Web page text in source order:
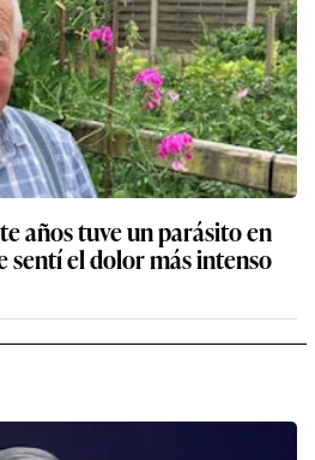
años tuve un parásito en
sentí el dolor más intenso